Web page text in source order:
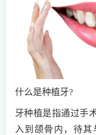
什么是种植牙?
牙种植是指通过手
入到颌骨内，待